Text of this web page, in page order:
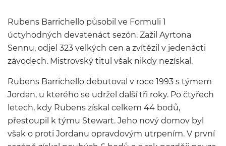
Rubens Barrichello působil ve Formuli 1
úctyhodných devatenáct sezón. Zažil Ayrtona
Sennu, odjel 323 velkých cen a zvítězil v jedenácti
závodech. Mistrovský titul však nikdy nezískal.
Rubens Barrichello debutoval v roce 1993 s týmem
Jordan, u kterého se udržel další tři roky. Po čtyřech
letech, kdy Rubens získal celkem 44 bodů,
přestoupil k týmu Stewart. Jeho nový domov byl
však o proti Jordanu opravdovým utrpením. V první